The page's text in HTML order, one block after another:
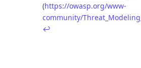
(https://owasp.org/www-
community/
↩